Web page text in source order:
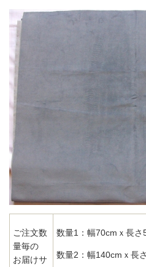
ご注文数
量毎の
お届けサ
数量1：幅70cmｘ長さ
数量2：幅140cmｘ長